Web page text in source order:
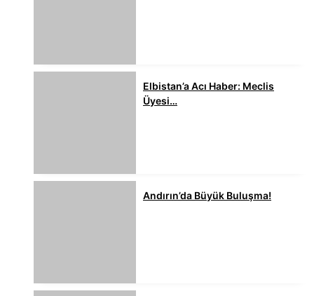
Elbistan’a Acı Haber: Meclis
Üyesi…
Andırın’da Büyük Buluşma!